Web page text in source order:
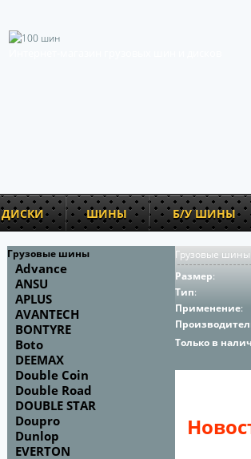
ДИСКИ ШИНЫ Б/У ШИНЫ
Грузовые шины
Advance
ANSU
APLUS
AVANTECH
BONTYRE
Boto
DEEMAX
Double Coin
Double Road
DOUBLE STAR
Doupro
Dunlop
EVERTON
Грузовые шины
Размер:
Тип:
Применение:
Только в